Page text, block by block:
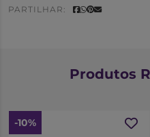
PARTILHAR:
Produtos
-10%